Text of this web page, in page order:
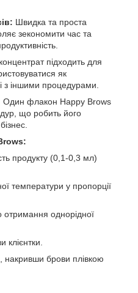
Швидка та проста
зекономити час та
підходить для
як
з іншими процедурами.
Один флакон Happy Brows
що робить його
продукту (0,1-0,3 мл)
температури у пропорції
однорідної
клієнтки.
брови плівкою